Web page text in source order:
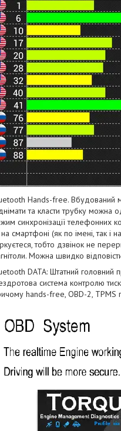
Hands-free. Вбудований
та класти трубку можна
синхронізації телефонних
смартфоні (як по імені, так і
тобто дзвінок не
Можна швидко
DATA: Штатний головний
система контролю
hands-free, OBD-2, TPMS